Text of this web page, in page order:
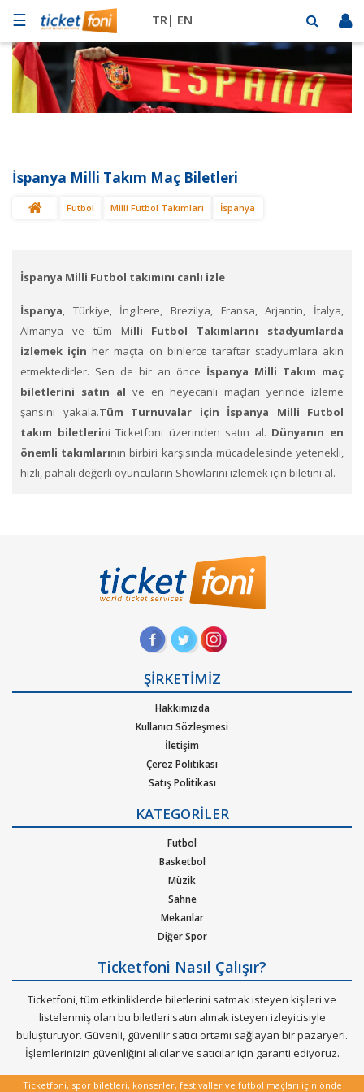
☰ TR| EN
Futbol
Basketbol
Mekanlar
Diğer
SAT
İspanya Milli Takım Maç Biletleri
Futbol Milli Futbol Takımları İspanya
İspanya Milli Futbol takımını canlı izle
İspanya, Türkiye, İngiltere, Brezilya, Fransa, Arjantin, İtalya,
Almanya ve tüm Milli Futbol Takımlarını stadyumlarda
izlemek için her maçta on binlerce taraftar stadyumlara akın
etmektedirler. Sen de bir an önce İspanya Milli Takım maç
biletlerini satın al ve en heyecanlı maçları yerinde izleme
şansını yakala.Tüm Turnuvalar için İspanya Milli Futbol
takım biletlerini Ticketfoni üzerinden satın al. Dünyanın en
önemli takımlarının birbiri karşısında mücadelesinde yetenekli,
hızlı, pahalı değerli oyuncuların Showlarını izlemek için biletini al.
futbolculara sahip çıkıyorlar.
İspanyaTakımını desteklemek için
stadyumdaki yerlerini dolduruyor.Ticketfoni üzerinden
İspanya Milli Takımı Bileti satın almak için,
1. Ticketfoni’ye üye olunuz. Bilet seçiminizi yapınız. (Katılmak
oturma planları ve kategori sayesinde bilet seçiminizi yapınız.)
2. Size sunulan güvenli ödeme adımına geçiniz. Artık biletiniz
ŞİRKETİMİZ
Hakkımızda
Kullanıcı Sözleşmesi
İletişim
Çerez Politikası
Satış Politikası
Kurumsal Ağırlama
Nasıl Çalışır
Bilet Tipi ve Teslimat
Üyelik Doğrulama
Sık Sorulan Sorular
KATEGORİLER
Futbol
Basketbol
Müzik
Sahne
Mekanlar
Diğer Spor
Ticketfoni Nasıl Çalışır?
Ticketfoni, tüm etkinliklerde biletlerini satmak isteyen kişileri ve
listelenmiş olan bu biletleri satın almak isteyen izleyicisiyle
buluşturuyor. Güvenli, güvenilir satıcı ortamı sağlayan bir pazaryeri.
İşlemlerinizin güvenliğini alıcılar ve satıcılar için garanti ediyoruz.
Ticketfoni, spor biletleri, konserler, festivaller ve futbol maçları için önde